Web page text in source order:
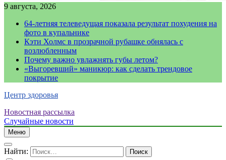
9 августа, 2026
64-летняя телеведущая показала результат похудения на
фото в купальнике
Кэти Холмс в прозрачной рубашке обнялась с
возлюбленным
Почему важно увлажнять губы летом?
«Выгоревший» маникюр: как сделать трендовое
покрытие
Центр здоровья
Новостная рассылка
Случайные новости
Меню
Найти: